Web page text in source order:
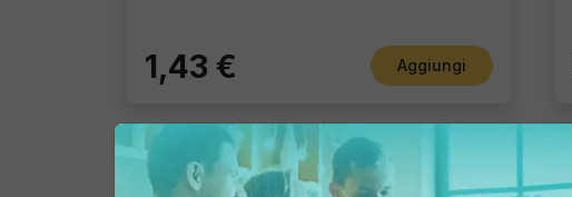
1,43 € Aggiungi